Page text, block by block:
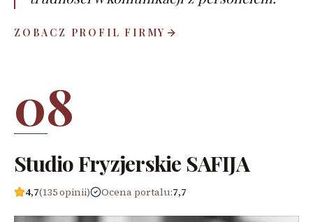
ZOBACZ PROFIL FIRMY
08
Studio Fryzjerskie SAFIJA
4,7(135 opinii) Ocena portalu:7,7